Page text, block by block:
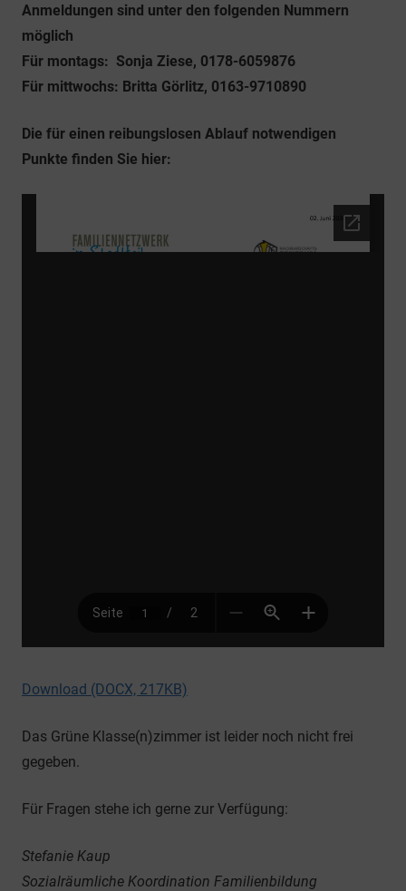
Anmeldungen sind unter den folgenden Nummern
möglich
Für montags: Sonja Ziese, 0178-6059876
Für mittwochs: Britta Görlitz, 0163-9710890
Die für einen reibungslosen Ablauf notwendigen
Punkte finden Sie hier:
Download (DOCX, 217KB)
Das Grüne Klasse(n)zimmer ist leider noch nicht frei
gegeben.
Für Fragen stehe ich gerne zur Verfügung:
Stefanie Kaup
Sozialräumliche Koordination Familienbildung